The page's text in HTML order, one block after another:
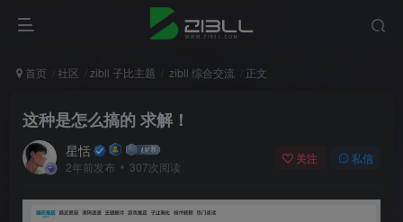
首页 社区 zibll 子比主题 zibll 综合交流 正文
这种是怎么搞的 求解！
星恬
2年前发布 307次阅读
关注 私信